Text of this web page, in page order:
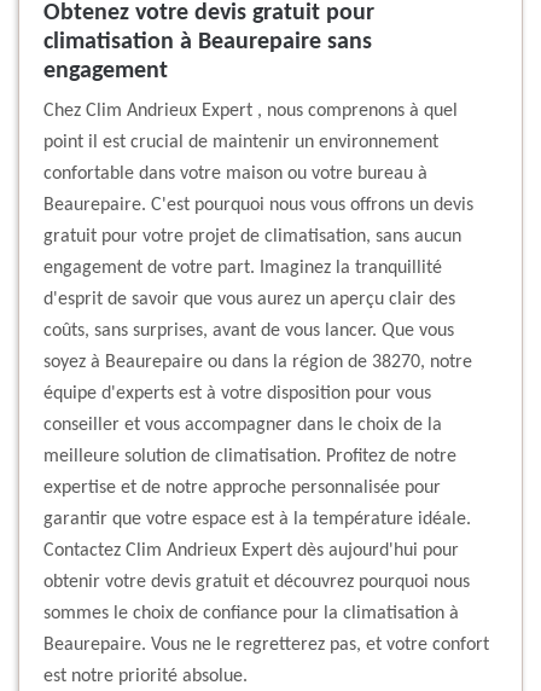
Obtenez votre devis gratuit pour
climatisation à Beaurepaire sans
engagement
Chez Clim Andrieux Expert , nous comprenons à quel
point il est crucial de maintenir un environnement
confortable dans votre maison ou votre bureau à
Beaurepaire. C'est pourquoi nous vous offrons un devis
gratuit pour votre projet de climatisation, sans aucun
engagement de votre part. Imaginez la tranquillité
d'esprit de savoir que vous aurez un aperçu clair des
coûts, sans surprises, avant de vous lancer. Que vous
soyez à Beaurepaire ou dans la région de 38270, notre
équipe d'experts est à votre disposition pour vous
conseiller et vous accompagner dans le choix de la
meilleure solution de climatisation. Profitez de notre
expertise et de notre approche personnalisée pour
garantir que votre espace est à la température idéale.
Contactez Clim Andrieux Expert dès aujourd'hui pour
obtenir votre devis gratuit et découvrez pourquoi nous
sommes le choix de confiance pour la climatisation à
Beaurepaire. Vous ne le regretterez pas, et votre confort
est notre priorité absolue.